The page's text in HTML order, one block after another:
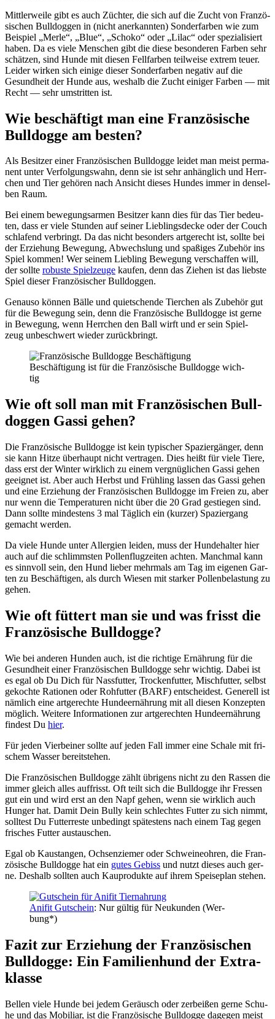
Mitt­ler­wei­le gibt es auch Züch­ter, die sich auf die Zucht von Fran­zö­
si­schen Bull­dog­gen in (nicht aner­kann­ten) Son­der­far­ben wie zum
Bei­spiel „Mer­le“, „Blue“, „Scho­ko“ oder „Lil­ac“ oder spe­zia­li­siert
haben. Da es vie­le Men­schen gibt die die­se beson­de­ren Far­ben sehr
schät­zen, sind Hun­de mit die­sen Fell­far­ben teil­wei­se extrem teu­er.
Lei­der wir­ken sich eini­ge die­ser Son­der­far­ben nega­tiv auf die
Gesund­heit der Hun­de aus, wes­halb die Zucht eini­ger Far­ben — mit
Recht — sehr umstrit­ten ist.
Wie beschäf­tigt man eine Fran­zö­si­sche
Bull­dog­ge am bes­ten?
Als Besit­zer einer Fran­zö­si­schen Bull­dog­ge lei­det man meist per­ma­
nent unter Ver­fol­gungs­wahn, denn sie ist sehr anhäng­lich und Herr­
chen und Tier gehö­ren nach Ansicht die­ses Hun­des immer in den­sel­
ben Raum.
Bei einem bewe­gungs­ar­men Besit­zer kann dies für das Tier bedeu­
ten, dass er vie­le Stun­den auf sei­ner Lieb­lings­de­cke oder der Couch
schla­fend ver­bringt. Da das nicht beson­ders art­ge­recht ist, soll­te bei
der Erzie­hung Bewe­gung, Abwechs­lung und spa­ßi­ges Zube­hör ins
Spiel kom­men! Wer sei­nem Lieb­ling Bewe­gung ver­schaf­fen will,
der soll­te robus­te Spiel­zeu­ge kau­fen, denn das Zie­hen ist das liebs­te
Spiel die­ser Fran­zö­si­scher Bull­dog­gen.
Genau­so kön­nen Bäl­le und quiet­schen­de Tier­chen als Zube­hör gut
für die Bewe­gung sein, denn die Fran­zö­si­sche Bull­dog­ge ist ger­ne
in Bewe­gung, wenn Herr­chen den Ball wirft und er sein Spiel­
zeug unbe­schwert wie­der zurück­bringt.
Beschäf­ti­gung ist für die Fran­zö­si­sche Bull­dog­ge wich­
tig
Wie oft soll man mit Fran­zö­si­schen Bull­
dog­gen Gas­si gehen?
Die Fran­zö­si­sche Bull­dog­ge ist kein typi­scher Spa­zier­gän­ger, denn
sie kann Hit­ze über­haupt nicht ver­tra­gen. Dies heißt für vie­le Tie­re,
dass erst der Win­ter wirk­lich zu einem ver­gnüg­li­chen Gas­si gehen
geeig­net ist. Aber auch Herbst und Früh­ling las­sen das Gas­si gehen
und eine Erzie­hung der Fran­zö­si­schen Bull­dog­ge im Frei­en zu, aber
nur wenn die Tem­pe­ra­tu­ren nicht über die 20 Grad gestie­gen sind.
Dann soll­te min­des­tens 3 mal Täg­lich ein (kur­zer) Spa­zier­gang
gemacht wer­den.
Da vie­le Hun­de unter All­er­gien lei­den, muss der Hun­de­hal­ter hier
auch auf die schlimms­ten Pol­len­flug­zei­ten ach­ten. Manch­mal kann
es sinn­voll sein, den Hund lie­ber mehr­mals am Tag im eige­nen Gar­
ten zu Beschäf­ti­gen, als durch Wie­sen mit star­ker Pol­len­be­las­tung zu
gehen.
Wie oft füt­tert man sie und was frisst die
Fran­zö­si­sche Bull­dog­ge?
Wie bei ande­ren Hun­den auch, ist die rich­ti­ge Ernäh­rung für die
Gesund­heit einer Fran­zö­si­schen Bull­dog­ge sehr wich­tig. Dabei ist
es egal ob Du Dich für Nass­fut­ter, Tro­cken­fut­ter, Misch­fut­ter, selbst
gekoch­te Ratio­nen oder Roh­fut­ter (BARF) ent­schei­dest. Gene­rell ist
näm­lich eine art­ge­rech­te Hun­de­er­näh­rung mit all die­sen Kon­zep­ten
mög­lich. Wei­te­re Infor­ma­tio­nen zur art­ge­rech­ten Hun­de­er­näh­rung
fin­dest Du hier.
Für jeden Vier­bei­ner soll­te auf jeden Fall immer eine Scha­le mit fri­
schem Was­ser bereit­ste­hen.
Die Fran­zö­si­schen Bull­dog­ge zählt übri­gens nicht zu den Ras­sen die
immer gleich alles auf­frisst. Oft teilt sich die Bull­dog­ge ihr Fres­sen
gut ein und wird erst an den Napf gehen, wenn sie wirk­lich auch
Hun­ger hat. Damit Dein Bul­ly kein schlech­tes Fut­ter zu sich nimmt,
soll­test Du Fut­ter­res­te unbe­dingt spä­tes­tens nach einem Tag gegen
fri­sches Fut­ter aus­tau­schen.
Egal ob Kaustan­gen, Och­sen­zie­mer oder Schwei­neoh­ren, die Fran­
zö­si­sche Bull­dog­ge hat ein gutes Gebiss und nutzt die­ses auch ger­
ne. Des­halb soll­ten auch Kau­pro­duk­te auf ihrem Spei­se­plan ste­hen.
Ani­fit Gut­schein: Nur gül­tig für Neu­kun­den (Wer­
bung*)
Fazit zur Erzie­hung der Fran­zö­si­schen
Bull­dog­ge: Ein Fami­li­en­hund der Extra­
klas­se
Bel­len vie­le Hun­de bei jedem Geräusch oder zer­bei­ßen ger­ne Schu­
he und das Mobi­li­ar, ist die Fran­zö­si­sche Bull­dog­ge dage­gen meist